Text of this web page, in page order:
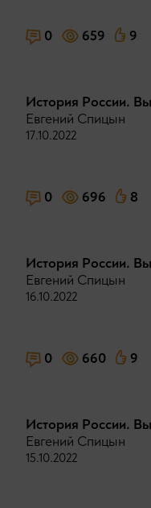
0 659 9
История России.
Евгений Спицын
17.10.2022
0 696 8
История России.
Евгений Спицын
16.10.2022
0 660 9
История России.
Евгений Спицын
15.10.2022